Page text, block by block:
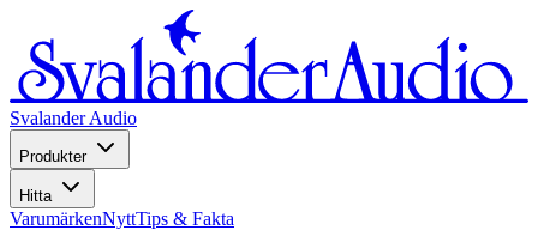
Svalander Audio
Produkter
Hitta
VarumärkenNyttTips & Fakta